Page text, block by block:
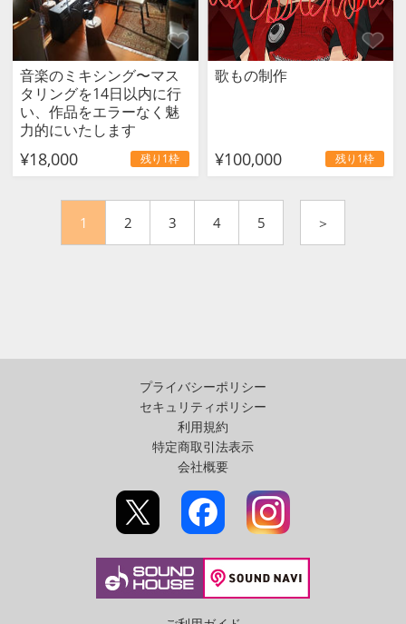
音楽のミキシング〜マス
タリングを14日以内に行
い、作品をエラーなく魅
力的にいたします
¥18,000 残り1枠
歌もの制作
¥100,000 残り1枠
1 2 3 4 5 ＞
プライバシーポリシー
セキュリティポリシー
利用規約
特定商取引法表示
会社概要